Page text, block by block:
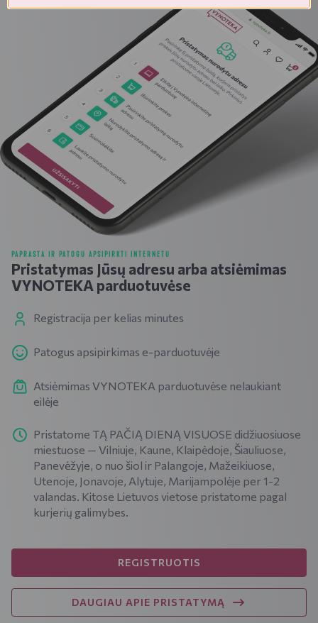
PAPRASTA IR PATOGU APSIPIRKTI INTERNETU
Pristatymas Jūsų adresu arba atsiėmimas
VYNOTEKA parduotuvėse
Registracija per kelias minutes
Patogus apsipirkimas e-parduotuvėje
Atsiėmimas VYNOTEKA parduotuvėse nelaukiant
eilėje
Pristatome TĄ PAČIĄ DIENĄ VISUOSE didžiuosiuose
miestuose — Vilniuje, Kaune, Klaipėdoje, Šiauliuose,
Panevėžyje, o nuo šiol ir Palangoje, Mažeikiuose,
Utenoje, Jonavoje, Alytuje, Marijampolėje per 1-2
valandas. Kitose Lietuvos vietose pristatome pagal
kurjerių galimybes.
REGISTRUOTIS
DAUGIAU APIE PRISTATYMĄ